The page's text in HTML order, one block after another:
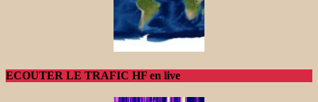
ECOUTER LE TRAFIC HF en live